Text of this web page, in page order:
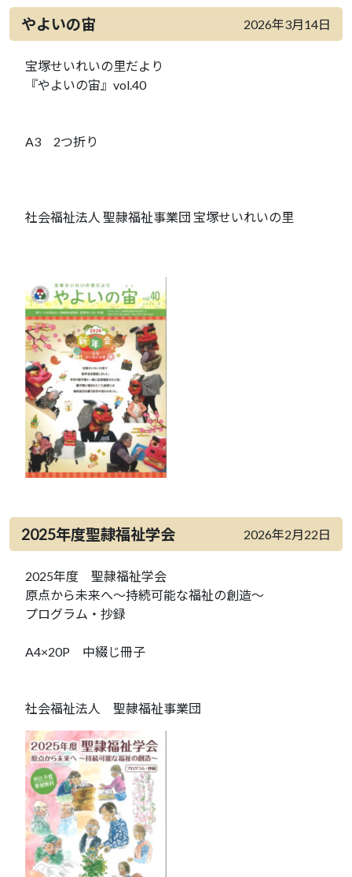
やよいの宙 2026年3月14日
宝塚せいれいの里だより
『やよいの宙』vol.40
A3 2つ折り
社会福祉法人 聖隷福祉事業団 宝塚せいれいの里
2025年度聖隷福祉学会 2026年2月22日
2025年度 聖隷福祉学会
原点から未来へ～持続可能な福祉の創造～
プログラム・抄録
A4×20P 中綴じ冊子
社会福祉法人 聖隷福祉事業団